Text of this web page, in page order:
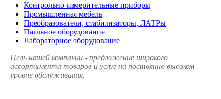
Контрольно-измерительные приборы
Промышленная мебель
Преобразователи, стабилизаторы, ЛАТРы
Паяльное оборудование
Лабораторное оборудование
Цель нашей компании - предложение широкого
ассортимента товаров и услуг на постоянно высоком
уровне обслуживания.